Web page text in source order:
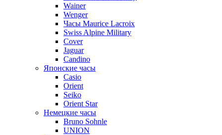
Wainer
Wenger
Часы Maurice Lacroix
Swiss Alpine Military
Cover
Jaguar
Candino
Японские часы
Casio
Orient
Seiko
Orient Star
Немецкие часы
Bruno Sohnle
UNION